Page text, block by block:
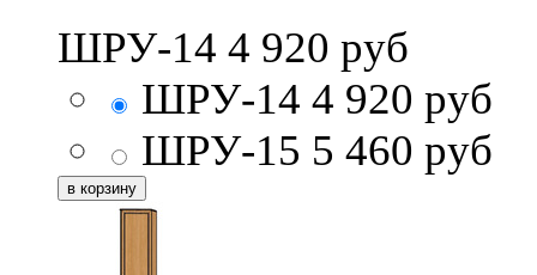
ШРУ-14 4 920 руб
ШРУ-14 4 920 руб
ШРУ-15 5 460 руб